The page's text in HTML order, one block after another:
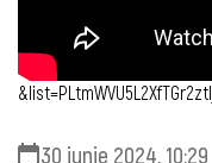
30 iunie 2024, 10:29